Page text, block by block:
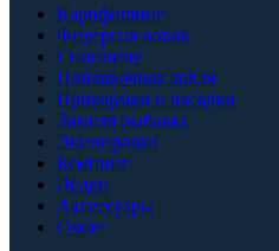
Карпфишинг
Фидерная ловля
Спиннинг
Поплавочная ловля
Прикормки и насадки
Зимняя рыбалка
Экипировка
Кемпинг
Лодки
Аксессуары
Охота